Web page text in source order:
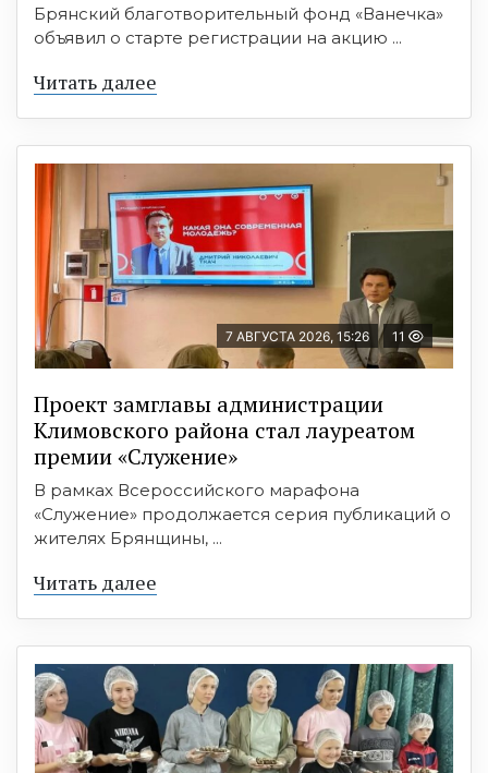
Брянский благотворительный фонд «Ванечка»
объявил о старте регистрации на акцию ...
Читать далее
7 АВГУСТА 2026, 15:26 11
Проект замглавы администрации
Климовского района стал лауреатом
премии «Служение»
В рамках Всероссийского марафона
«Служение» продолжается серия публикаций о
жителях Брянщины, ...
Читать далее